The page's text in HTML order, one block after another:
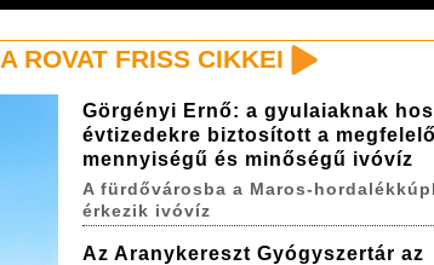
A ROVAT FRISS CIKKEI
Görgényi Ernő: a gyulaiaknak
évtizedekre biztosított a megfelelő
mennyiségű és minőségű ivóvíz
A fürdővárosba a Maros-
érkezik ivóvíz
Az Aranykereszt Gyógyszertár az